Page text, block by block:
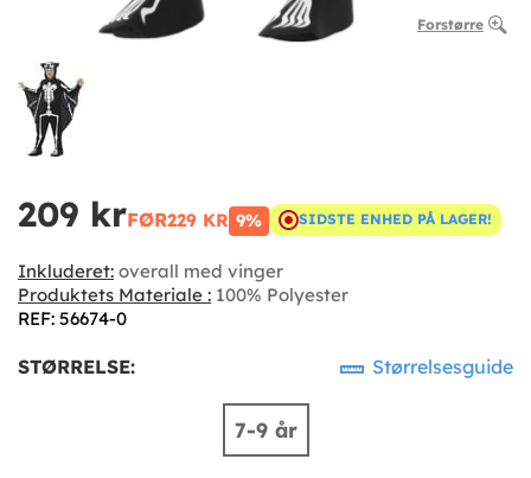
Forstørre
209 krFØR229 KR 9% SIDSTE ENHED PÅ LAGER!
Inkluderet: overall med vinger
Produktets Materiale : 100% Polyester
REF: 56674-0
STØRRELSE: Størrelsesguide
7-9 år